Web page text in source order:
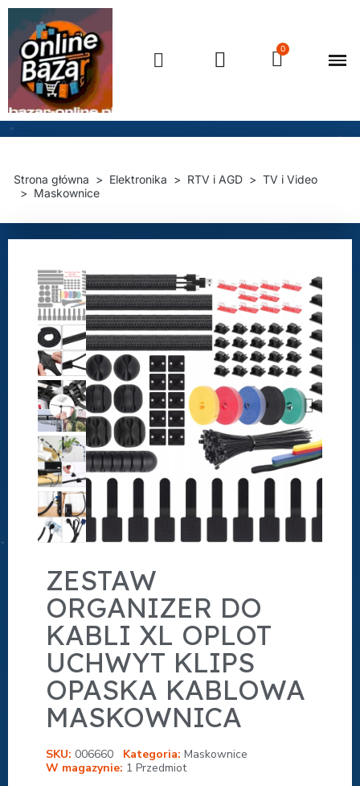
Strona główna Elektronika RTV i AGD
TV i Video
Maskownice
ZESTAW
ORGANIZER DO
KABLI XL OPLOT
UCHWYT KLIPS
OPASKA KABLOWA
MASKOWNICA
SKU 006660 Kategoria Maskownice
W magazynie 1 Przedmiot